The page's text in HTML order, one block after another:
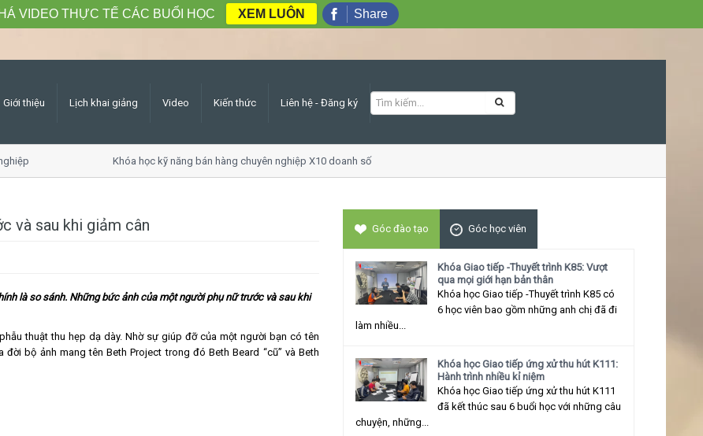
Giới thiệu Lịch khai giảng Video Kiến thức Liên hệ - Đăng ký
Khóa học kỹ năng bán hàng chuyên nghiệp X10 doanh số
và sau khi giảm cân
là so sánh. Những bức ảnh của một người phụ nữ trước và sau khi
thuật thu hẹp dạ dày. Nhờ sự giúp đỡ của một người bạn có tên
bộ ảnh mang tên Beth Project trong đó Beth Beard “cũ” và Beth
Góc đào tạo Góc học viên
Khóa Giao tiếp -Thuyết trình K85: Vượt
qua mọi giới hạn bản thân
Khóa học Giao tiếp -Thuyết trình K85 có
6 học viên bao gồm những anh chị đã đi
làm nhiều...
Khóa học Giao tiếp ứng xử thu hút K111:
Hành trình nhiều kỉ niệm
Khóa học Giao tiếp ứng xử thu hút K111
đã kết thúc sau 6 buổi học với những câu
chuyện, những...
VIDEO THỰC TẾ CÁC BUỔI HỌC XEM LUÔN Share